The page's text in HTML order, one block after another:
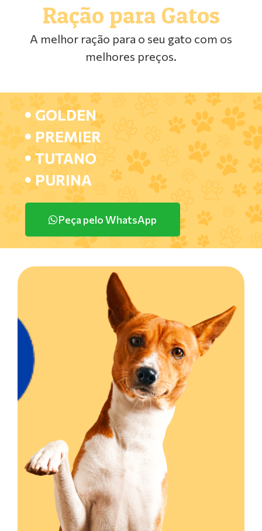
Ração para Gatos
A melhor ração para o seu gato com os
melhores preços.
GOLDEN
PREMIER
TUTANO
PURINA
Peça pelo WhatsApp